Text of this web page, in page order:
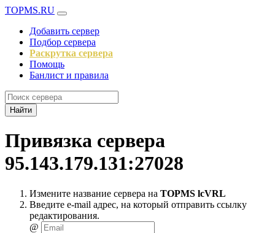
TOPMS.RU
Добавить сервер
Подбор сервера
Раскрутка сервера
Помощь
Банлист и правила
Найти
Привязка сервера
95.143.179.131:27028
Измените название сервера на TOPMS lcVRL
Введите e-mail адрес, на который отправить ссылку
редактирования.
@